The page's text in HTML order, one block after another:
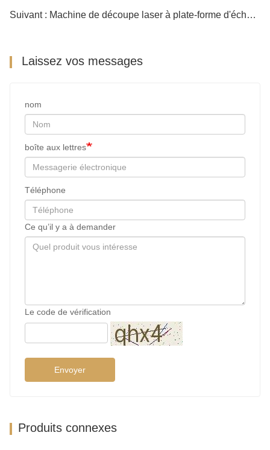
Suivant : Machine de découpe laser à plate-forme d'échange à grande vitesse
Laissez vos messages
nom
boîte aux lettres
Téléphone
Ce qu’il y a à demander
Le code de vérification
Envoyer
Produits connexes